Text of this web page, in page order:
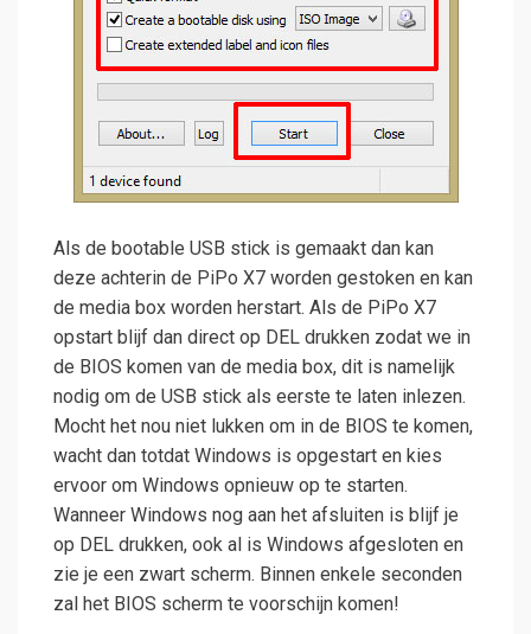
Als de bootable USB stick is gemaakt dan kan
deze achterin de PiPo X7 worden gestoken en kan
de media box worden herstart. Als de PiPo X7
opstart blijf dan direct op DEL drukken zodat we in
de BIOS komen van de media box, dit is namelijk
nodig om de USB stick als eerste te laten inlezen.
Mocht het nou niet lukken om in de BIOS te komen,
wacht dan totdat Windows is opgestart en kies
ervoor om Windows opnieuw op te starten.
Wanneer Windows nog aan het afsluiten is blijf je
op DEL drukken, ook al is Windows afgesloten en
zie je een zwart scherm. Binnen enkele seconden
zal het BIOS scherm te voorschijn komen!